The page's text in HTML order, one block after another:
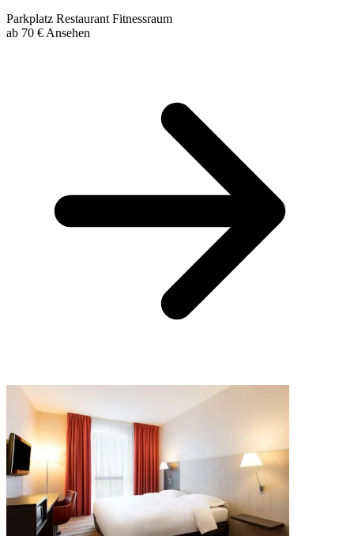
Parkplatz Restaurant Fitnessraum
ab 70 € Ansehen